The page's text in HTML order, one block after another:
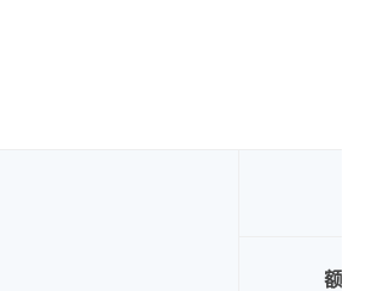
额定